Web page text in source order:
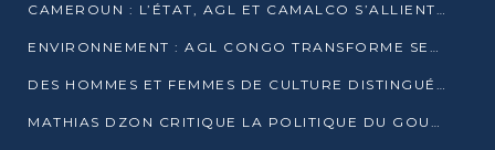
CAMEROUN : L’ÉTAT, AGL ET CAMALCO S’ALLIENT POUR UN MÉGA-PROJET FERROVIAIRE
ENVIRONNEMENT : AGL CONGO TRANSFORME SES DÉCHETS EN OUTILS DE FORMATION
DES HOMMES ET FEMMES DE CULTURE DISTINGUÉS POUR LEUR ENGAGEMENT PAR BANTOU CULTURE
MATHIAS DZON CRITIQUE LA POLITIQUE DU GOUVERNEMENT ET ALERTE SUR LA DETTE DU CONGO